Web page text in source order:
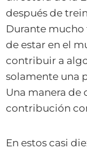
después de
Durante
de estar en el
contribuir a
solamente una
Una manera de
contribución
En estos casi